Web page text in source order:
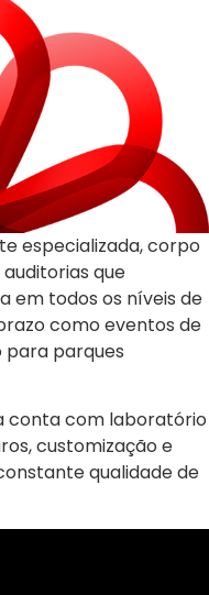
especializada, corpo
que
em todos os níveis de
como eventos de
para parques
conta com laboratório
customização e
qualidade de